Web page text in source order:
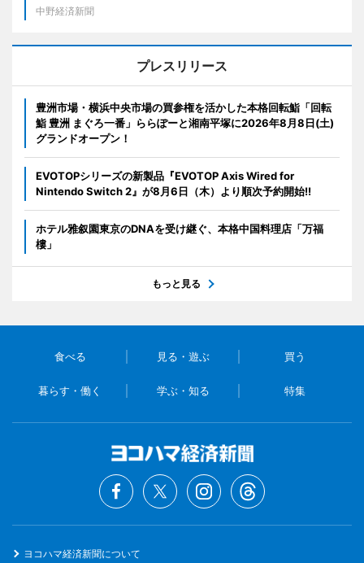
中野経済新聞
プレスリリース
豊洲市場・横浜中央市場の買参権を活かした本格回転鮨「回転
鮨 豊洲 まぐろ一番」ららぽーと湘南平塚に2026年8月8日(土)
グランドオープン！
EVOTOPシリーズの新製品『EVOTOP Axis Wired for
Nintendo Switch 2』が8月6日（木）より順次予約開始!!
ホテル雅叙園東京のDNAを受け継ぐ、本格中国料理店「万福
樓」
もっと見る
食べる 見る・遊ぶ 買う
暮らす・働く 学ぶ・知る 特集
ヨコハマ経済新聞について